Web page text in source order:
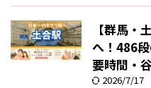
【群馬・
へ！486
要時間・
2026/7/17